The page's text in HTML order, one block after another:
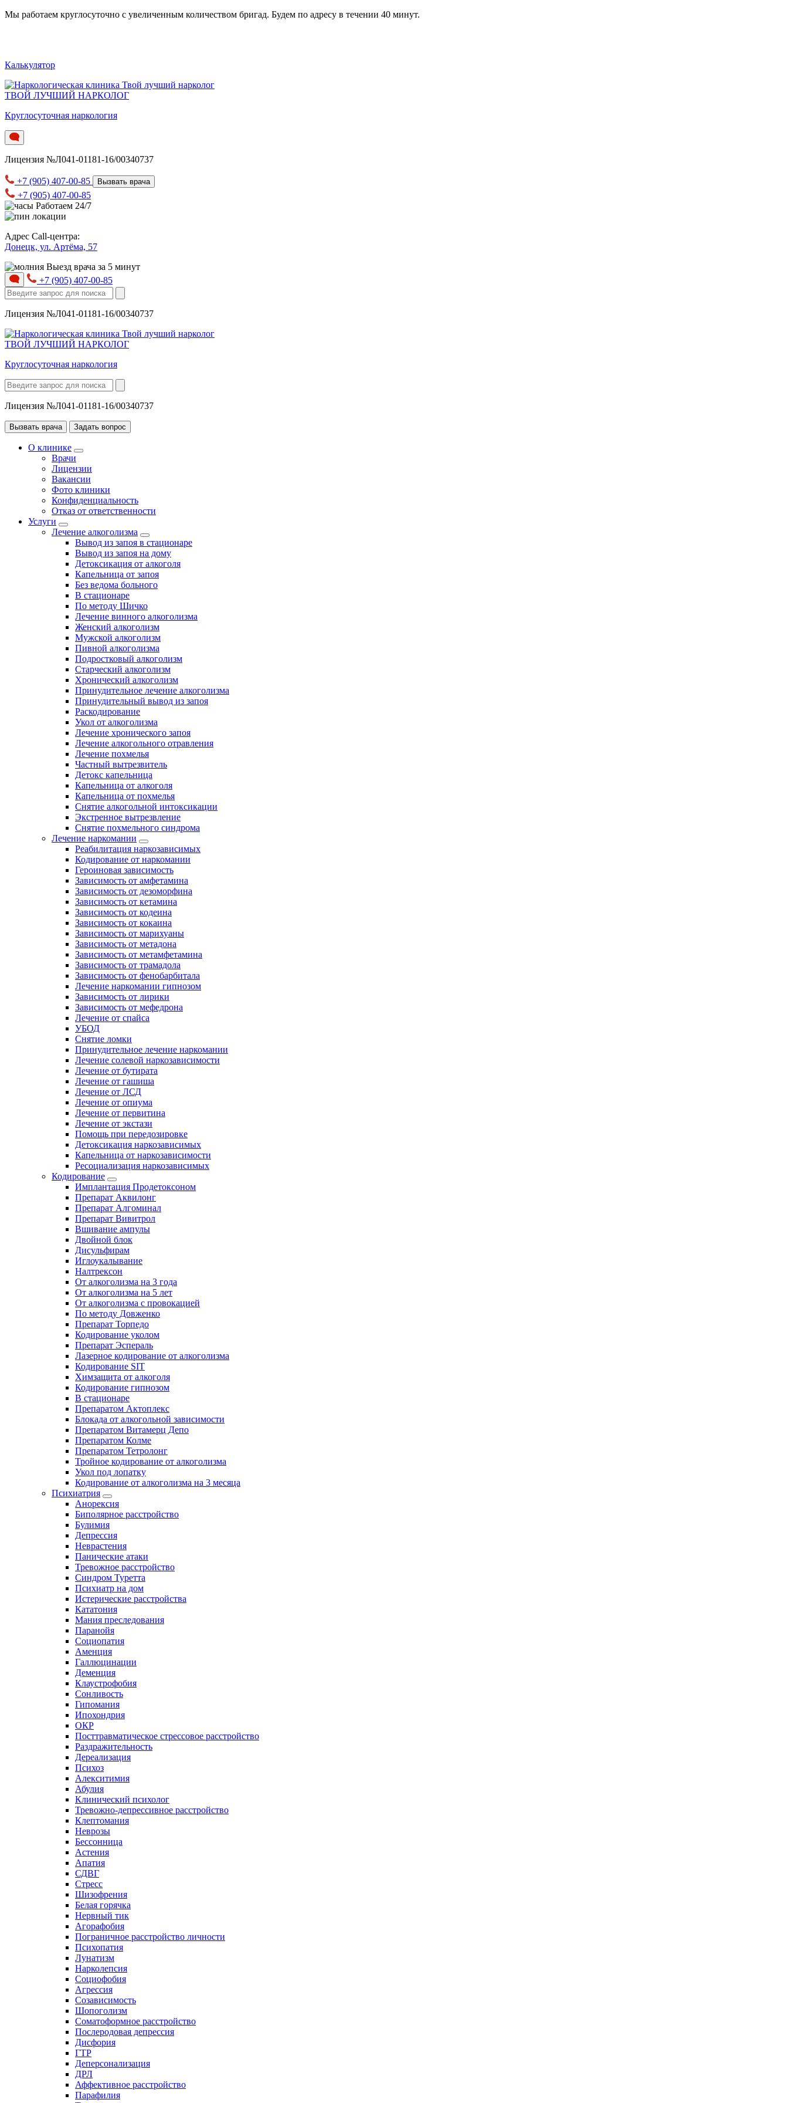
Мы работаем круглосуточно c увеличенным количеством бригад. Будем по адресу в течении 40 минут.
Калькулятор
ТВОЙ ЛУЧШИЙ НАРКОЛОГ
Круглосуточная наркология
Лицензия №Л041-01181-16/00340737
+7 (905) 407-00-85 Вызвать врача
+7 (905) 407-00-85
Работаем 24/7
Адрес Call-центра:
Донецк, ул. Артёма, 57
Выезд врача за 5 минут
+7 (905) 407-00-85
Лицензия №Л041-01181-16/00340737
ТВОЙ ЛУЧШИЙ НАРКОЛОГ
Круглосуточная наркология
Лицензия №Л041-01181-16/00340737
Вызвать врача Задать вопрос
О клинике
Врачи
Лицензии
Вакансии
Фото клиники
Конфиденциальность
Отказ от ответственности
Услуги
Лечение алкоголизма
Вывод из запоя в стационаре
Вывод из запоя на дому
Детоксикация от алкоголя
Капельница от запоя
Без ведома больного
В стационаре
По методу Шичко
Лечение винного алкоголизма
Женский алкоголизм
Мужской алкоголизм
Пивной алкоголизма
Подростковый алкоголизм
Старческий алкоголизм
Хронический алкоголизм
Принудительное лечение алкоголизма
Принудительный вывод из запоя
Раскодирование
Укол от алкоголизма
Лечение хронического запоя
Лечение алкогольного отравления
Лечение похмелья
Частный вытрезвитель
Детокс капельница
Капельница от алкоголя
Капельница от похмелья
Снятие алкогольной интоксикации
Экстренное вытрезвление
Снятие похмельного синдрома
Лечение наркомании
Реабилитация наркозависимых
Кодирование от наркомании
Героиновая зависимость
Зависимость от амфетамина
Зависимость от дезоморфина
Зависимость от кетамина
Зависимость от кодеина
Зависимость от кокаина
Зависимость от марихуаны
Зависимость от метадона
Зависимость от метамфетамина
Зависимость от трамадола
Зависимость от фенобарбитала
Лечение наркомании гипнозом
Зависимость от лирики
Зависимость от мефедрона
Лечение от спайса
УБОД
Снятие ломки
Принудительное лечение наркомании
Лечение солевой наркозависимости
Лечение от бутирата
Лечение от гашиша
Лечение от ЛСД
Лечение от опиума
Лечение от первитина
Лечение от экстази
Помощь при передозировке
Детоксикация наркозависимых
Капельница от наркозависимости
Ресоциализация наркозависимых
Кодирование
Имплантация Продетоксоном
Препарат Аквилонг
Препарат Алгоминал
Препарат Вивитрол
Вшивание ампулы
Двойной блок
Дисульфирам
Иглоукалывание
Налтрексон
От алкоголизма на 3 года
От алкоголизма на 5 лет
От алкоголизма с провокацией
По методу Довженко
Препарат Торпедо
Кодирование уколом
Препарат Эспераль
Лазерное кодирование от алкоголизма
Кодирование SIT
Химзащита от алкоголя
Кодирование гипнозом
В стационаре
Препаратом Актоплекс
Блокада от алкогольной зависимости
Препаратом Витамерц Депо
Препаратом Колме
Препаратом Тетролонг
Тройное кодирование от алкоголизма
Укол под лопатку
Кодирование от алкоголизма на 3 месяца
Психиатрия
Анорексия
Биполярное расстройство
Булимия
Депрессия
Неврастения
Панические атаки
Тревожное расстройство
Синдром Туретта
Психиатр на дом
Истерические расстройства
Кататония
Мания преследования
Паранойя
Социопатия
Аменция
Галлюцинации
Деменция
Клаустрофобия
Сонливость
Гипомания
Ипохондрия
ОКР
Посттравматическое стрессовое расстройство
Раздражительность
Дереализация
Психоз
Алекситимия
Абулия
Клинический психолог
Тревожно-депрессивное расстройство
Клептомания
Неврозы
Бессонница
Астения
Апатия
СДВГ
Стресс
Шизофрения
Белая горячка
Нервный тик
Агорафобия
Пограничное расстройство личности
Психопатия
Лунатизм
Нарколепсия
Социофобия
Агрессия
Созависимость
Шопоголизм
Соматоформное расстройство
Послеродовая депрессия
Дисфория
ГТР
Деперсонализация
ДРЛ
Аффективное расстройство
Парафилия